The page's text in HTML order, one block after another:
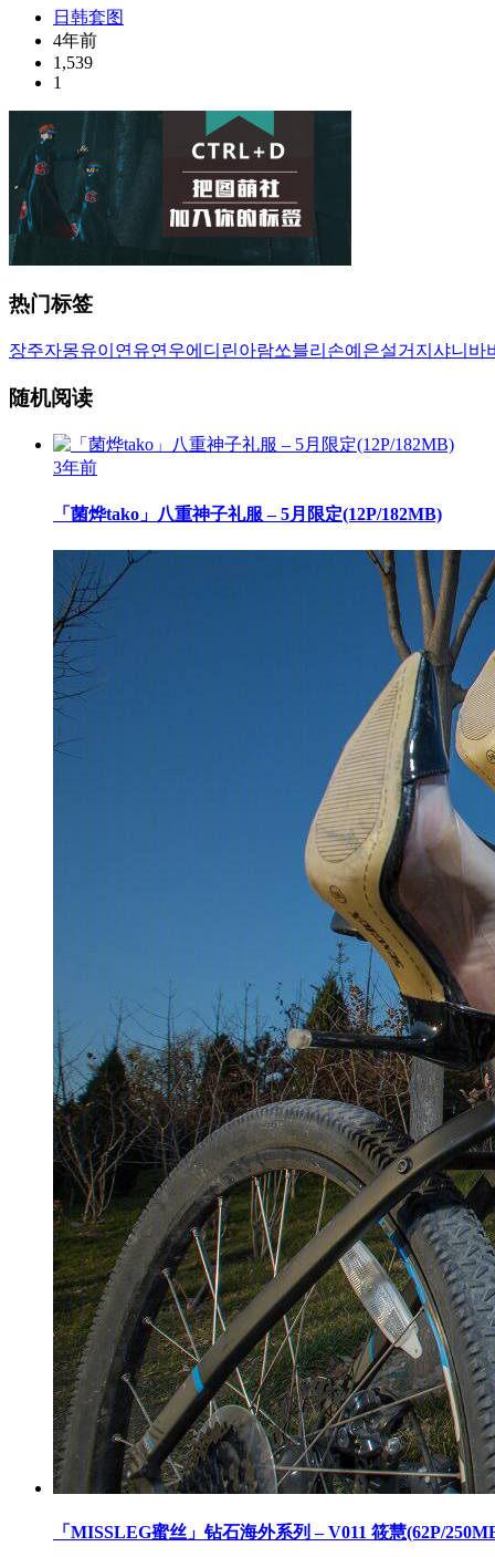
日韩套图
4年前
1,539
1
热门标签
장주자몽유이 연유연우에디린아람쏘블리 손예은설거지 샤니 바
随机阅读
3年前
「菌烨tako」八重神子礼服 – 5月限定(12P/182MB)
「MISSLEG蜜丝」钻石海外系列 – V011 筱慧(62P/